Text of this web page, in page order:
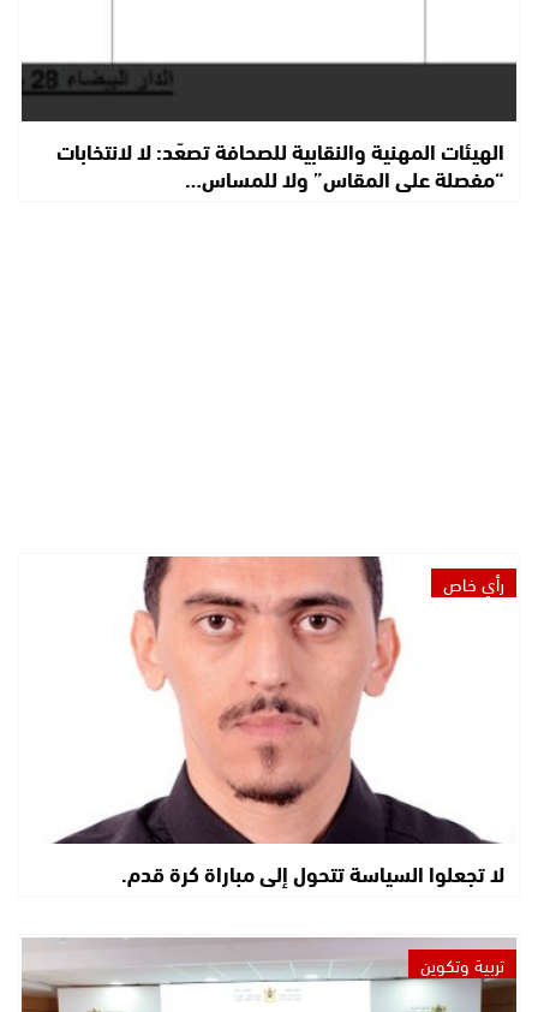
الهيئات المهنية والنقابية للصحافة تصعّد: لا لانتخابات
“مفصلة على المقاس” ولا للمساس…
رأي خاص
لا تجعلوا السياسة تتحول إلى مباراة كرة قدم.
تربية وتكوين